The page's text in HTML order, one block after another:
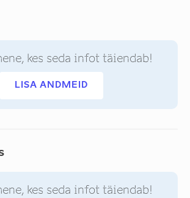
kes seda infot täiendab!
LISA ANDMEID
kes seda infot täiendab!